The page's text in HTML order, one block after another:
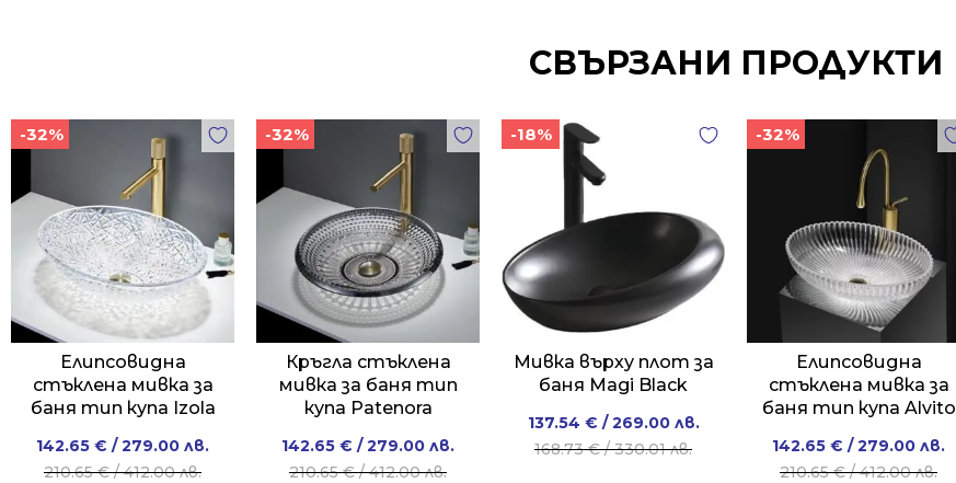
СВЪРЗАНИ ПРОДУКТИ
-32%
Елипсовидна
стъклена мивка за
баня тип купа Izola
210.65€/ 412.00 лв.
Original
price
142.65 € / 279.00 лв.
Current
price
-32%
Кръгла стъклена
мивка за баня тип
купа Patenora
210.65€/ 412.00 лв.
Original
price
142.65 € / 279.00 лв.
Current
price
-18%
Мивка върху плот за
баня Magi Black
168.73€/ 330.01 лв.
Original
price
137.54 € / 269.00 лв.
Current
price
-32%
Елипсовидна
стъклена мивка за
баня тип купа Alvito
210.65€/ 412.00 лв.
Original
price
142.65 € / 279.00 лв.
Current
price